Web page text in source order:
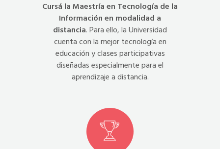
Cursá la Maestría en Tecnología de la
Información en modalidad a
distancia. Para ello, la Universidad
cuenta con la mejor tecnología en
educación y clases participativas
diseñadas especialmente para el
aprendizaje a distancia.